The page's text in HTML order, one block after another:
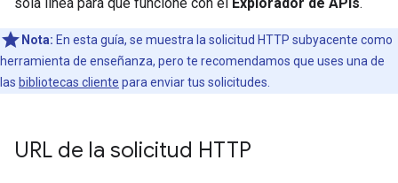
Nota: En esta guía, se muestra la solicitud HTTP subyacente como
herramienta de enseñanza, pero te recomendamos que uses una de
las bibliotecas cliente para enviar tus solicitudes.
URL de la solicitud HTTP